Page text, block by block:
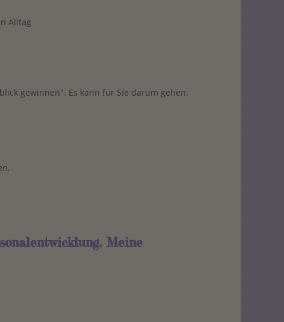
Alltag
gewinnen". Es kann für Sie darum gehen:
Meine